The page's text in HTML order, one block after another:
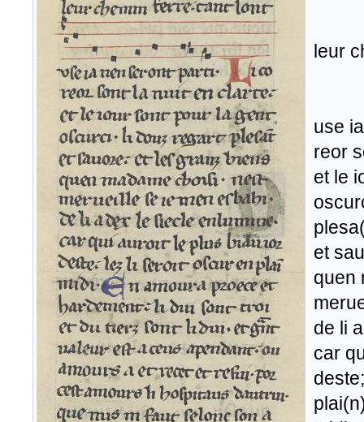
leur
use
reor
et le
et
quen
de li
car